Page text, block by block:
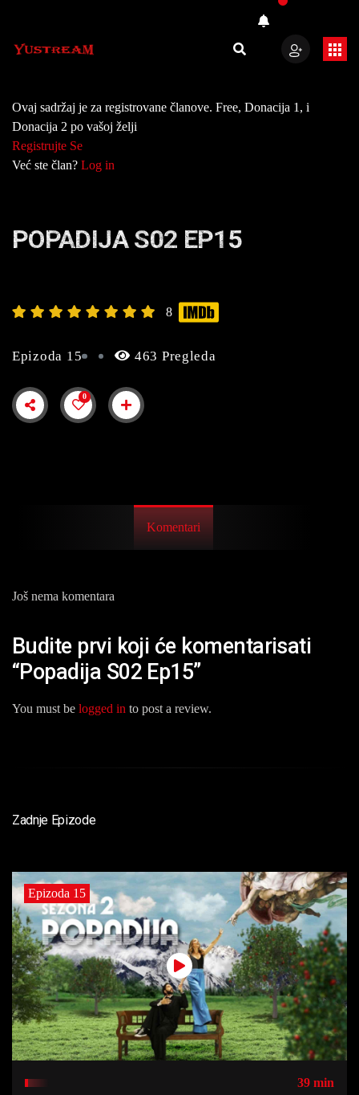
Ovaj sadržaj je za registrovane članove. Free, Donacija 1, i
Donacija 2 po vašoj želji
Registrujte Se
Već ste član? Log in
POPADIJA S02 EP15
8
Epizoda 15 463 Pregleda
0
Komentari
Još nema komentara
Budite prvi koji će komentarisati
“Popadija S02 Ep15”
You must be logged in to post a review.
Zadnje Epizode
Epizoda 15
39 min